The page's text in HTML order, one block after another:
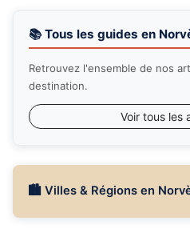
📚 Tous les guides en
Retrouvez l'ensemble de nos
destination.
Voir tous les
🏙 Villes & Régions en